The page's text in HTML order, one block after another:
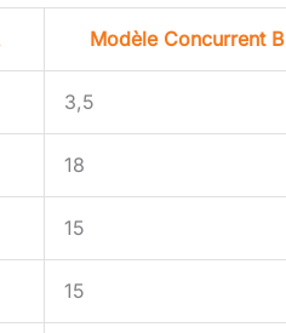
Modèle Concurrent B
3,5
18
15
15